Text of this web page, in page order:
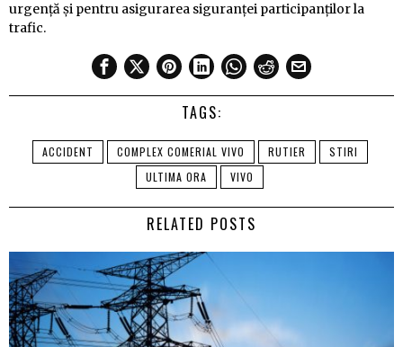
urgență și pentru asigurarea siguranței participanților la
trafic.
TAGS:
ACCIDENT COMPLEX COMERIAL VIVO RUTIER
STIRI
ULTIMA ORA
VIVO
RELATED POSTS